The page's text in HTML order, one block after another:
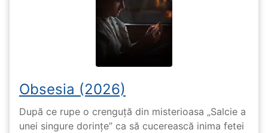
Obsesia (2026)
După ce rupe o crenguță din misterioasa „Salcie a
unei singure dorințe” ca să cucerească inima fetei